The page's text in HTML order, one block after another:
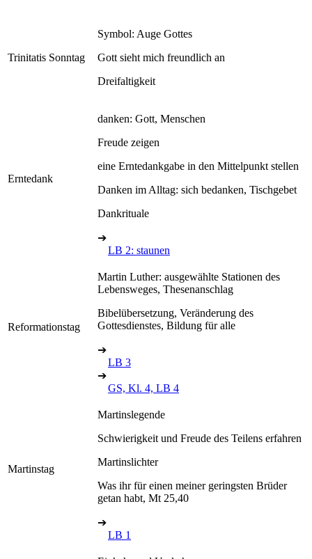
Trinitatis Sonntag
Symbol: Auge Gottes
Gott sieht mich freundlich an
Dreifaltigkeit
Erntedank
danken: Gott, Menschen
Freude zeigen
eine Erntedankgabe in den Mittelpunkt stellen
Danken im Alltag: sich bedanken, Tischgebet
Dankrituale
➔
LB 2: staunen
Reformationstag
Martin Luther: ausgewählte Stationen des
Lebensweges, Thesenanschlag
Bibelübersetzung, Veränderung des
Gottesdienstes, Bildung für alle
➔
LB 3
➔
GS, Kl. 4, LB 4
Martinstag
Martinslegende
Schwierigkeit und Freude des Teilens erfahren
Martinslichter
Was ihr für einen meiner geringsten Brüder
getan habt, Mt 25,40
➔
LB 1